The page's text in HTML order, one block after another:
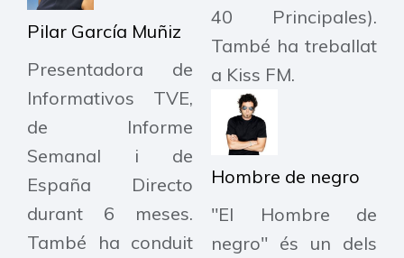
Pilar García Muñiz
Presentadora de
Informativos TVE,
de Informe
Semanal i de
España Directo
durant 6 meses.
També ha conduit
40 Principales).
També ha treballat
a Kiss FM.
Hombre de negro
"El Hombre de
negro" és un dels